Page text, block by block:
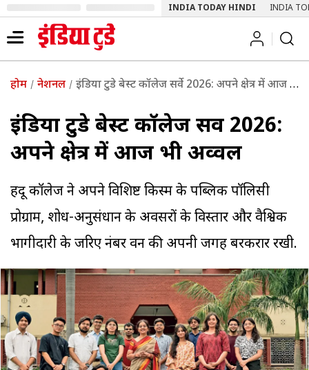
INDIA TODAY HINDI INDIA
होम नेशनल इंडिया टुडे बेस्ट कॉलेज सर्वे 2026: अपने क्षेत्र में आज भी अव्वल
इंडिया टुडे बेस्ट कॉलेज सर्वे 2026:
अपने क्षेत्र में आज भी अव्वल
हिंदू कॉलेज ने अपने विशिष्ट किस्म के पब्लिक पॉलिसी
प्रोग्राम, शोध-अनुसंधान के अवसरों के विस्तार और वैश्विक
भागीदारी के जरिए नंबर वन की अपनी जगह बरकरार रखी.